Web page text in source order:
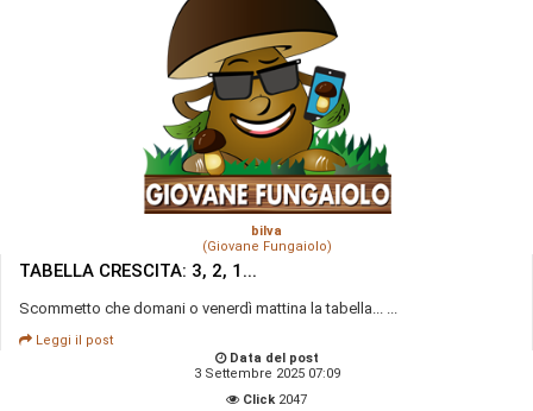
bilva
(Giovane Fungaiolo)
TABELLA CRESCITA: 3, 2, 1...
Scommetto che domani o venerdì mattina la tabella... ...
Leggi il post
Data del post
3 Settembre 2025 07:09
Click 2047